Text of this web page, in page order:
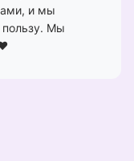
и мы
пользу. Мы